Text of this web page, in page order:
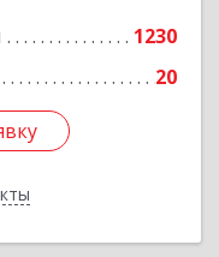
1230
20